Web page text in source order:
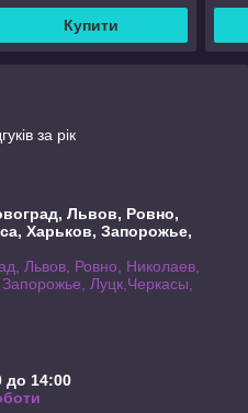
Купити
за рік
Львов, Ровно,
Харьков, Запорожье,
Львов, Ровно, Николаев,
Луцк,Черкасы,
до 14:00